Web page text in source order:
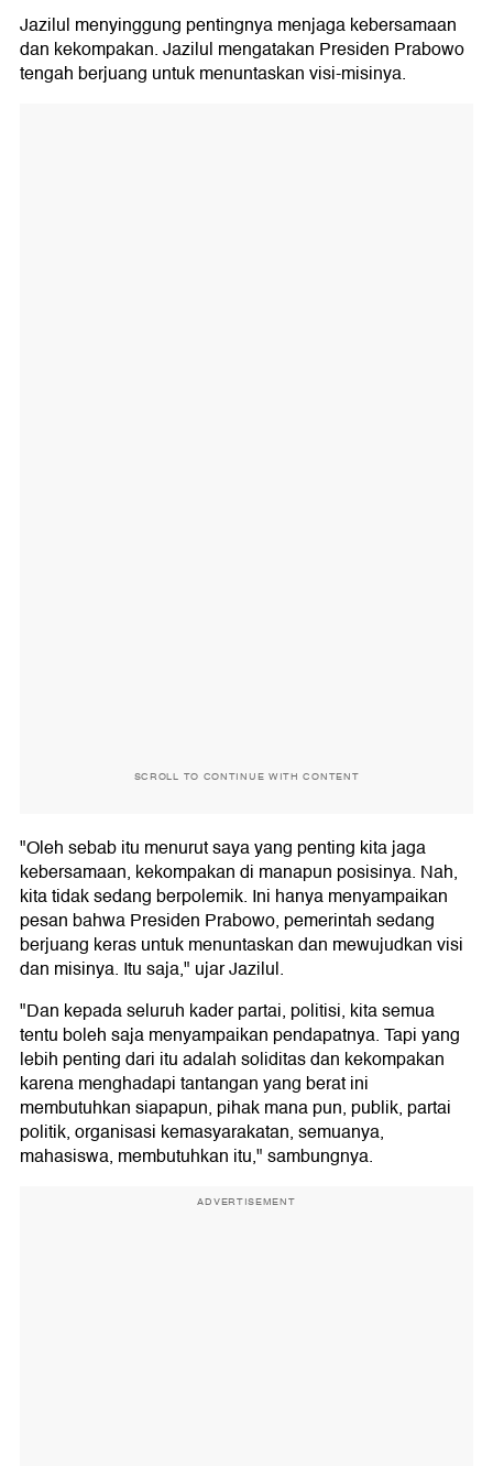
Jazilul menyinggung pentingnya menjaga kebersamaan
dan kekompakan. Jazilul mengatakan Presiden Prabowo
tengah berjuang untuk menuntaskan visi-misinya.
SCROLL TO CONTINUE WITH CONTENT
"Oleh sebab itu menurut saya yang penting kita jaga
kebersamaan, kekompakan di manapun posisinya. Nah,
kita tidak sedang berpolemik. Ini hanya menyampaikan
pesan bahwa Presiden Prabowo, pemerintah sedang
berjuang keras untuk menuntaskan dan mewujudkan visi
dan misinya. Itu saja," ujar Jazilul.
"Dan kepada seluruh kader partai, politisi, kita semua
tentu boleh saja menyampaikan pendapatnya. Tapi yang
lebih penting dari itu adalah soliditas dan kekompakan
karena menghadapi tantangan yang berat ini
membutuhkan siapapun, pihak mana pun, publik, partai
politik, organisasi kemasyarakatan, semuanya,
mahasiswa, membutuhkan itu," sambungnya.
ADVERTISEMENT